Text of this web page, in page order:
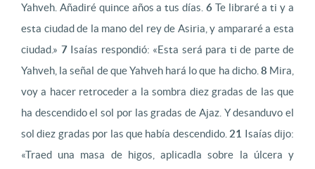
Yahveh. Añadiré quince años a tus días. 6Te libraré a ti y a
esta ciudad de la mano del rey de Asiria, y ampararé a esta
ciudad.» 7Isaías respondió: «Esta será para ti de parte de
Yahveh, la señal de que Yahveh hará lo que ha dicho. 8 Mira,
voy a hacer retroceder a la sombra diez gradas de las que
ha descendido el sol por las gradas de Ajaz. Y desanduvo el
sol diez gradas por las que había descendido. 21 Isaías dijo:
«Traed una masa de higos, aplicadla sobre la úlcera y